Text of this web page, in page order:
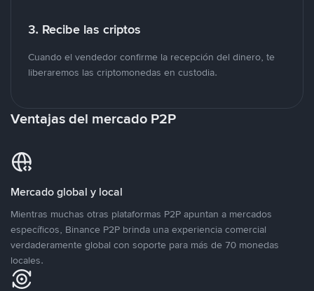
3. Recibe las criptos
Cuando el vendedor confirme la recepción del dinero, te
liberaremos las criptomonedas en custodia.
Ventajas del mercado P2P
Mercado global y local
Mientras muchas otras plataformas P2P apuntan a mercados
específicos, Binance P2P brinda una experiencia comercial
verdaderamente global con soporte para más de 70 monedas
locales.